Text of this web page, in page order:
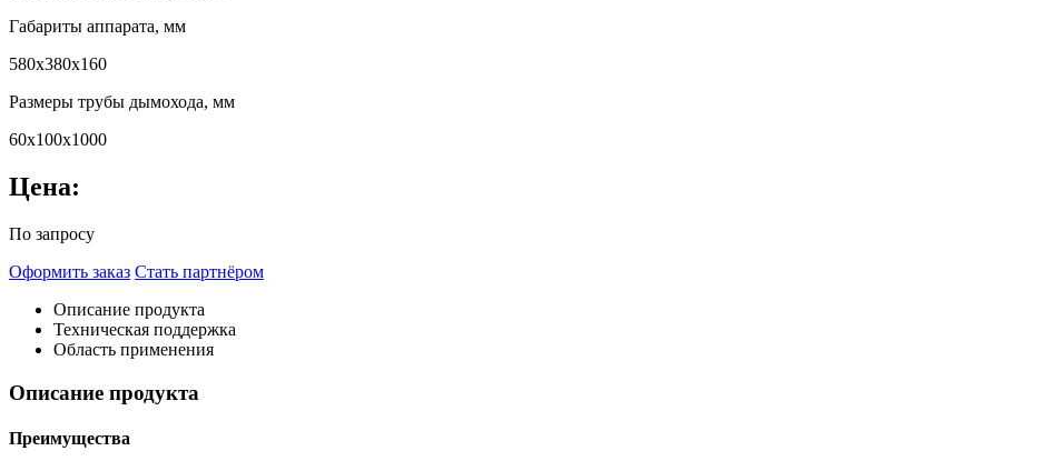
Габариты аппарата, мм
580х380х160
Размеры трубы дымохода, мм
60х100х1000
Цена:
По запросу
Оформить заказ Стать партнёром
Описание продукта
Техническая поддержка
Область применения
Описание продукта
Преимущества